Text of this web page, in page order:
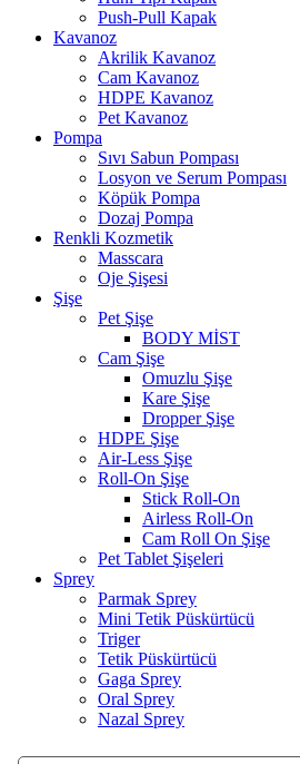
Push-Pull Kapak
Kavanoz
Akrilik Kavanoz
Cam Kavanoz
HDPE Kavanoz
Pet Kavanoz
Pompa
Sıvı Sabun Pompası
Losyon ve Serum Pompası
Köpük Pompa
Dozaj Pompa
Renkli Kozmetik
Masscara
Oje Şişesi
Şişe
Pet Şişe
BODY MİST
Cam Şişe
Omuzlu Şişe
Kare Şişe
Dropper Şişe
HDPE Şişe
Air-Less Şişe
Roll-On Şişe
Stick Roll-On
Airless Roll-On
Cam Roll On Şişe
Pet Tablet Şişeleri
Sprey
Parmak Sprey
Mini Tetik Püskürtücü
Triger
Tetik Püskürtücü
Gaga Sprey
Oral Sprey
Nazal Sprey